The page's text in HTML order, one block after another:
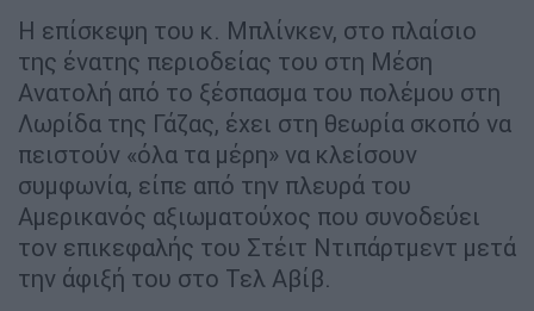
Η επίσκεψη του κ. Μπλίνκεν, στο πλαίσιο
της ένατης περιοδείας του στη Μέση
Ανατολή από το ξέσπασμα του πολέμου στη
Λωρίδα της Γάζας, έχει στη θεωρία σκοπό να
πειστούν «όλα τα μέρη» να κλείσουν
συμφωνία, είπε από την πλευρά του
Αμερικανός αξιωματούχος που συνοδεύει
τον επικεφαλής του Στέιτ Ντιπάρτμεντ μετά
την άφιξή του στο Τελ Αβίβ.